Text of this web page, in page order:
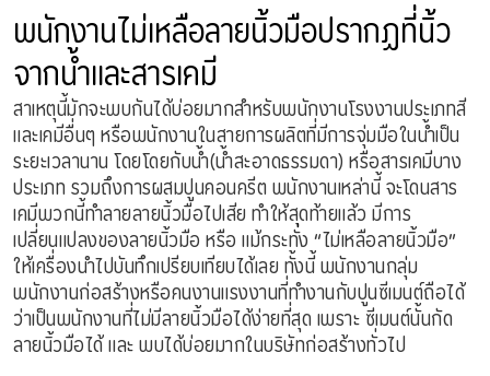
พนักงานไม่เหลือลายนิ้วมือปรากฏที่นิ้ว
จากน้ำและสารเคมี
สาเหตุนี้มักจะพบกันได้บ่อยมากสำหรับพนักงานโรงงานประเภทสี
และเคมีอื่นๆ หรือพนักงานในสายการผลิตที่มีการจุ่มมือในน้ำเป็น
ระยะเวลานาน โดยโดยกับน้ำ(น้ำสะอาดธรรมดา) หรือสารเคมีบาง
ประเภท รวมถึงการผสมปูนคอนครีต พนักงานเหล่านี้ จะโดนสาร
เคมีพวกนี้ทำลายลายนิ้วมือไปเสีย ทำให้สุดท้ายแล้ว มีการ
เปลี่ยนแปลงของลายนิ้วมือ หรือ แม้กระทั่ง “ไม่เหลือลายนิ้วมือ”
ให้เครื่องนำไปบันทึกเปรียบเทียบได้เลย ทั้งนี้ พนักงานกลุ่ม
พนักงานก่อสร้างหรือคนงานแรงงานที่ทำงานกับปูนซีเมนต์ถือได้
ว่าเป็นพนักงานที่ไม่มีลายนิ้วมือได้ง่ายที่สุด เพราะ ซีเมนต์นั้นกัด
ลายนิ้วมือได้ และ พบได้บ่อยมากในบริษัทก่อสร้างทั่วไป